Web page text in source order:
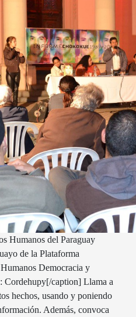
Humanos del Paraguay
de la Plataforma
Democracia y
caption] Llama a
hechos, usando y poniendo
Además, convoca